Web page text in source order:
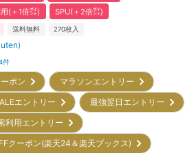
(＋1倍㌽)
SPU(＋2倍㌽)
送料無料 270枚入
件
ポン
マラソンエントリー
エントリー
最強翌日エントリー
利用エントリー
クーポン(楽天24＆楽天ブックス)